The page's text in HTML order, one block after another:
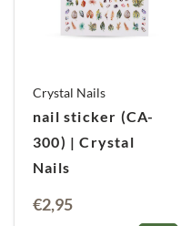
Crystal Nails
nail sticker (CA-
300) | Crystal
Nails
€2,95